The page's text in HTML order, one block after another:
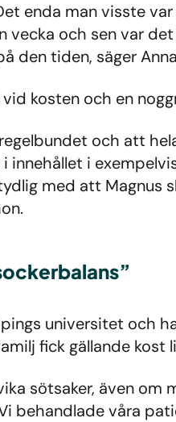
enda man visste
och sen var
den tiden, säger
kosten och en
och att
innehållet i
med att Magnus
universitet och
fick gällande
sötsaker, även
behandlade våra